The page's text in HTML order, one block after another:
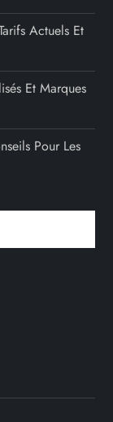
Actuels Et
Et Marques
Pour Les